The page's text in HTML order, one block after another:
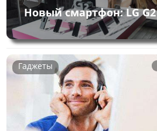
Новый смартфон: LG G2
Гаджеты